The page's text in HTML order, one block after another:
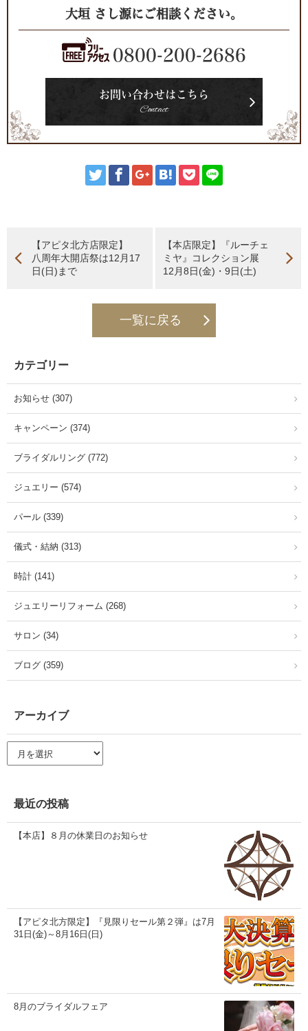
大垣 さし源にご相談ください。
0800-200-2686
お問い合わせはこちら
Contact
【アピタ北方店限定】
八周年大開店祭は12月17
日(日)まで
【本店限定】『ルーチェ
ミヤ』コレクション展
12月8日(金)・9日(土)
一覧に戻る
カテゴリー
お知らせ (307)
キャンペーン (374)
ブライダルリング (772)
ジュエリー (574)
パール (339)
儀式・結納 (313)
時計 (141)
ジュエリーリフォーム (268)
サロン (34)
ブログ (359)
アーカイブ
ー
ブ
最近の投稿
【本店】８月の休業日のお知らせ
【アピタ北方限定】『見限りセール第２弾』は7月
31日(金)～8月16日(日)
8月のブライダルフェア